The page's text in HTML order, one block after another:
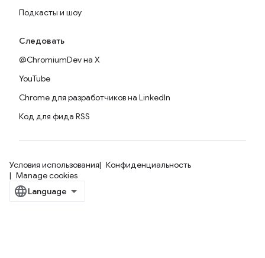
Подкасты и шоу
Следовать
@ChromiumDev на X
YouTube
Chrome для разработчиков на LinkedIn
Код для фида RSS
Условия использования
Конфиденциальность
Manage cookies